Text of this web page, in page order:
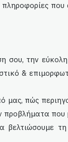
σου, την
&
μας, πώς
προβλήματα